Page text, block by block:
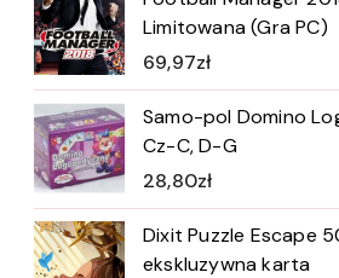
Limitowana (Gra PC)
69,97zł
Samo-pol Domino
Cz-C, D-G
28,80zł
Dixit Puzzle Escape
ekskluzywna karta